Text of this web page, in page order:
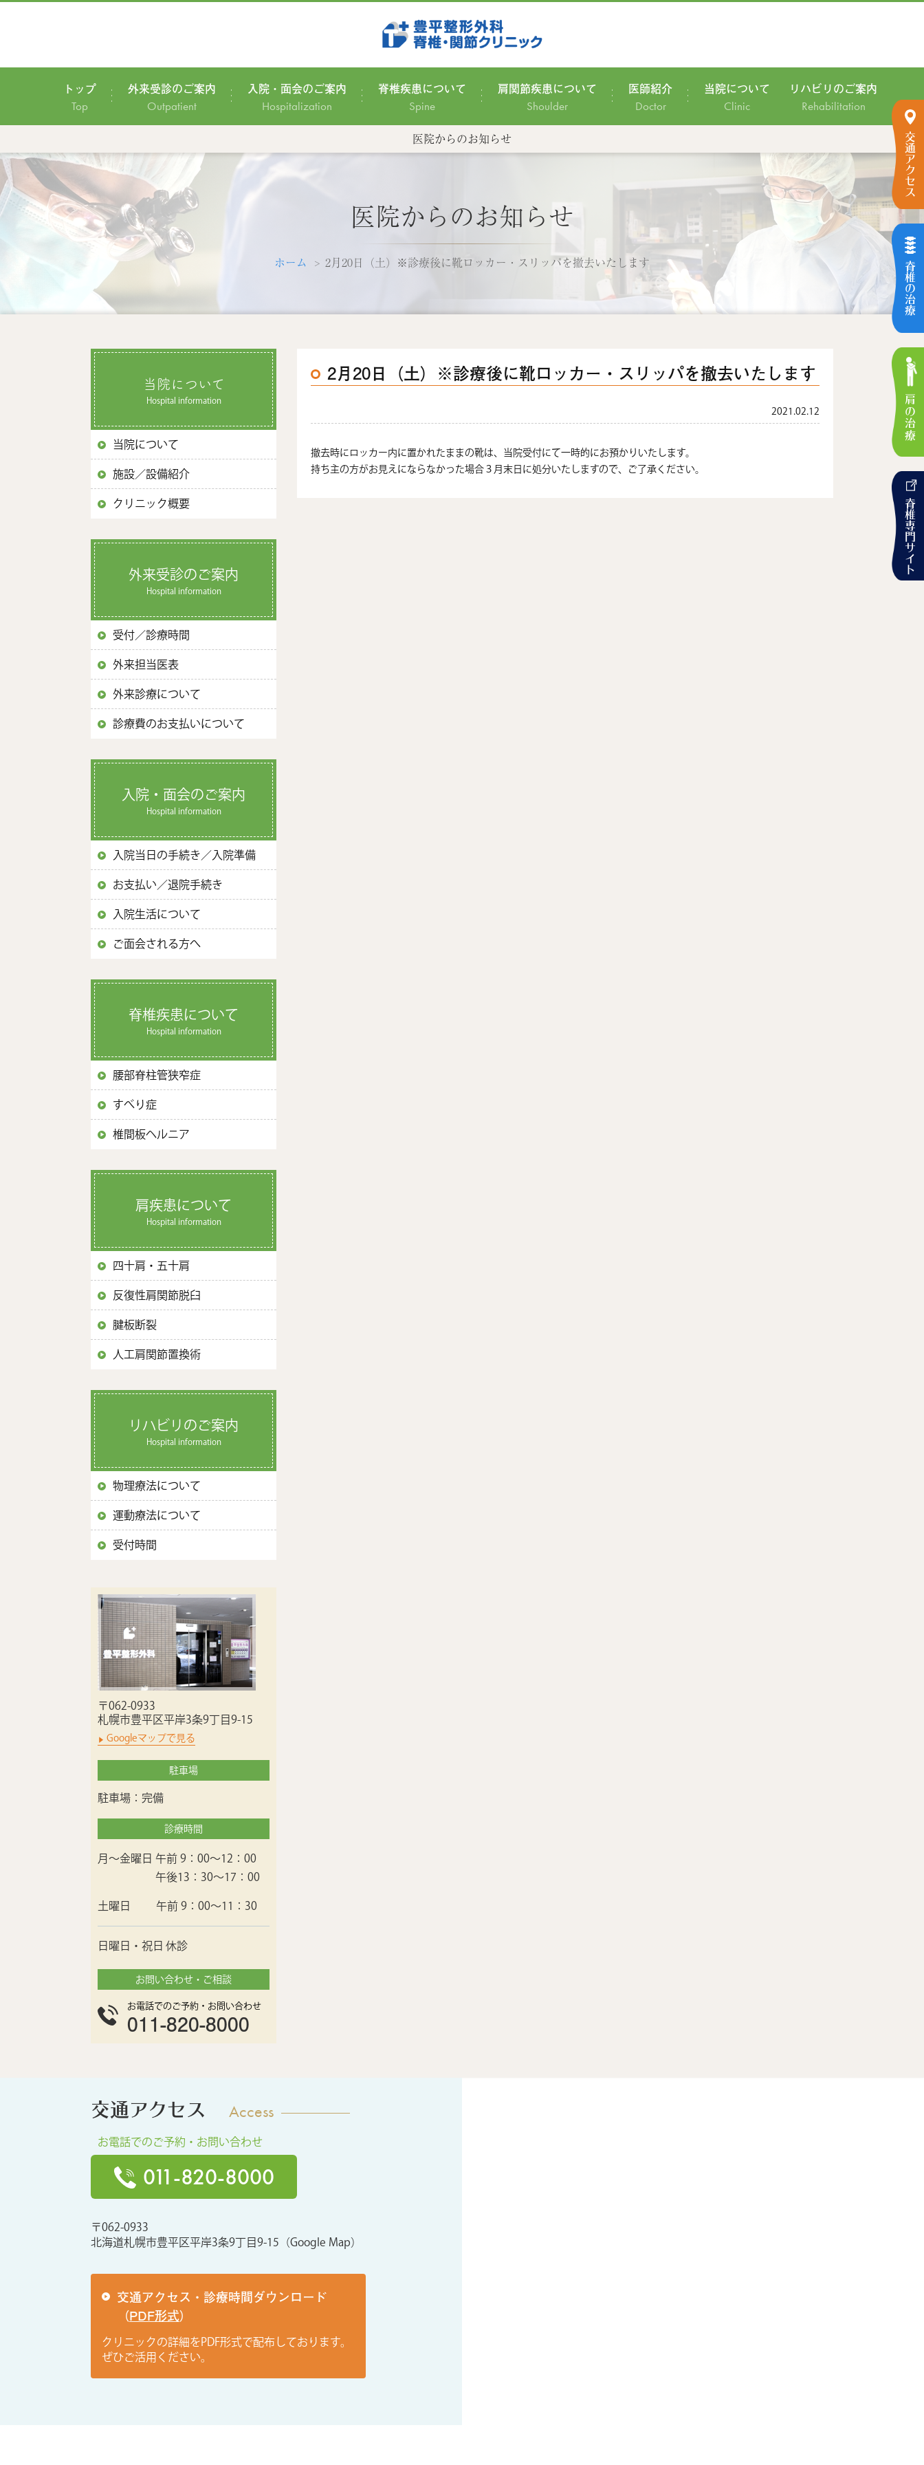
トップ
Top
外来受診のご案内
Outpatient
入院・面会のご案内
Hospitalization
脊椎疾患について
Spine
肩関節疾患について
Shoulder
医師紹介
Doctor
当院について
Clinic
リハビリのご案内
Rehabilitation
交通アクセス
脊椎の治療
肩の治療
脊椎専門サイト
医院からのお知らせ
医院からのお知らせ
ホーム 2月20日（土）※診療後に靴ロッカー・スリッパを撤去いたします
当院について
Hospital information
当院について
施設／設備紹介
クリニック概要
外来受診のご案内
Hospital information
受付／診療時間
外来担当医表
外来診療について
診療費のお支払いについて
入院・面会のご案内
Hospital information
入院当日の手続き／入院準備
お支払い／退院手続き
入院生活について
ご面会される方へ
脊椎疾患について
Hospital information
腰部脊柱管狭窄症
すべり症
椎間板ヘルニア
肩疾患について
Hospital information
四十肩・五十肩
反復性肩関節脱臼
腱板断裂
人工肩関節置換術
リハビリのご案内
Hospital information
物理療法について
運動療法について
受付時間
〒062-0933
札幌市豊平区平岸3条9丁目9-15
Googleマップで見る
駐車場
駐車場：完備
診療時間
月〜金曜日 午前 9：00〜12：00
午後13：30〜17：00
土曜日 午前 9：00〜11：30
日曜日・祝日 休診
お問い合わせ・ご相談
お電話でのご予約・お問い合わせ
011-820-8000
2月20日（土）※診療後に靴ロッカー・スリッパを撤去いたします
2021.02.12
撤去時にロッカー内に置かれたままの靴は、当院受付にて一時的にお預かりいたします。
持ち主の方がお見えにならなかった場合３月末日に処分いたしますので、ご了承ください。
交通アクセス Access
お電話でのご予約・お問い合わせ
011-820-8000
〒062-0933
北海道札幌市豊平区平岸3条9丁目9-15 （Google Map）
交通アクセス・診療時間ダウンロード
（PDF形式）
クリニックの詳細をPDF形式で配布しております。
ぜひご活用ください。